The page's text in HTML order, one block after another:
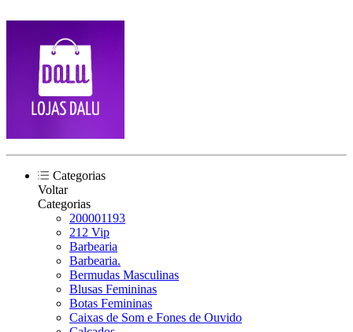
Categorias
Voltar
Categorias
200001193
212 Vip
Barbearia
Barbearia.
Bermudas Masculinas
Blusas Femininas
Botas Femininas
Caixas de Som e Fones de Ouvido